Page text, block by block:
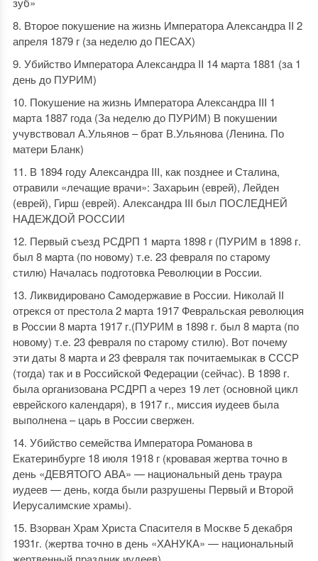
Второе покушение на жизнь Императора Александра II 2
апреля 1879 г (за неделю до ПЕСАХ)
Убийство Императора Александра II 14 марта 1881 (за 1
день до ПУРИМ)
Покушение на жизнь Императора Александра III 1
марта 1887 года (За неделю до ПУРИМ) В покушении
учувствовал А.Ульянов – брат В.Ульянова (Ленина. По
матери Бланк)
В 1894 году Александра III, как позднее и Сталина,
отравили «лечащие врачи»: Захарьин (еврей), Лейден
(еврей), Гирш (еврей). Александра III был ПОСЛЕДНЕЙ
НАДЕЖДОЙ РОССИИ
Первый съезд РСДРП 1 марта 1898 г (ПУРИМ в 1898 г.
был 8 марта (по новому) т.е. 23 февраля по старому
стилю) Началась подготовка Революции в России.
Ликвидировано Самодержавие в России. Николай II
отрекся от престола 2 марта 1917 Февральская революция
в России 8 марта 1917 г.(ПУРИМ в 1898 г. был 8 марта (по
новому) т.е. 23 февраля по старому стилю). Вот почему
эти даты 8 марта и 23 февраля так почитаемыкак в СССР
(тогда) так и в Российской Федерации (сейчас). В 1898 г.
была организована РСДРП а через 19 лет (основной цикл
еврейского календаря), в 1917 г., миссия иудеев была
выполнена – царь в России свержен.
Убийство семейства Императора Романова в
Екатеринбурге 18 июля 1918 г (кровавая жертва точно в
день «ДЕВЯТОГО АВА» — национальный день траура
иудеев — день, когда были разрушены Первый и Второй
Иерусалимские храмы).
Взорван Храм Христа Спасителя в Москве 5 декабря
1931г. (жертва точно в день «ХАНУКА» — национальный